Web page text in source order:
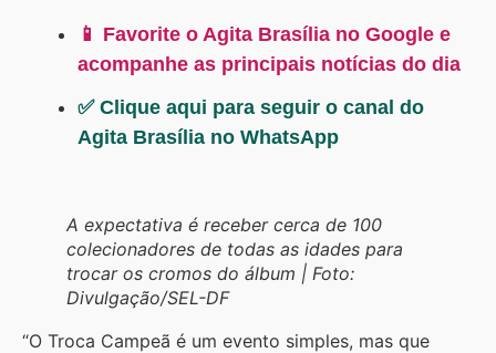
📱 Favorite o Agita Brasília no Google e
acompanhe as principais notícias do dia
✅ Clique aqui para seguir o canal do
Agita Brasília no WhatsApp
A expectativa é receber cerca de 100
colecionadores de todas as idades para
trocar os cromos do álbum | Foto:
Divulgação/SEL-DF
“O Troca Campeã é um evento simples, mas que